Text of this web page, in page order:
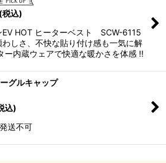
(税込)
EV HOT ヒーターベスト SCW-6115
わしさ、不快な貼り付け感も一気に解
ー内蔵ウェアで快適な暖かさを体感 !!
グルキャップ
込)
送不可